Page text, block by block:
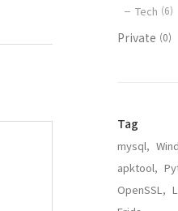
Tech (6)
Private (0)
Tag
mysql,
apktool,
OpenSSL,